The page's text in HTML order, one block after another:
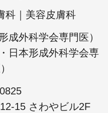
科｜美容皮膚科
成外科学会専門医）
日本形成外科学会専
15 さわやビル2F